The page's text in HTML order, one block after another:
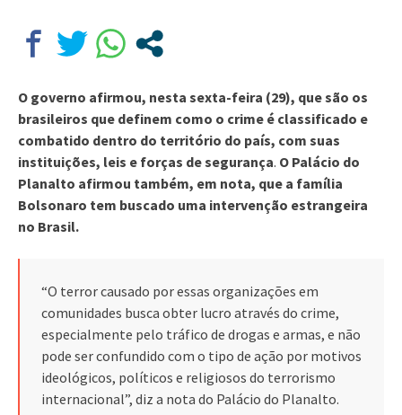
O governo afirmou, nesta sexta-feira (29), que são os
brasileiros que definem como o crime é classificado e
combatido dentro do território do país, com suas
instituições, leis e forças de segurança. O Palácio do
Planalto afirmou também, em nota, que a família
Bolsonaro tem buscado uma intervenção estrangeira
no Brasil.
“O terror causado por essas organizações em
comunidades busca obter lucro através do crime,
especialmente pelo tráfico de drogas e armas, e não
pode ser confundido com o tipo de ação por motivos
ideológicos, políticos e religiosos do terrorismo
internacional”, diz a nota do Palácio do Planalto.